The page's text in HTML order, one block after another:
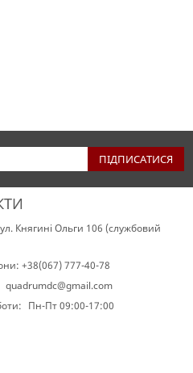
Княгині Ольги 106 (службовий
+38(067) 777-40-78
quadrumdc@gmail.com
Пн-Пт 09:00-17:00